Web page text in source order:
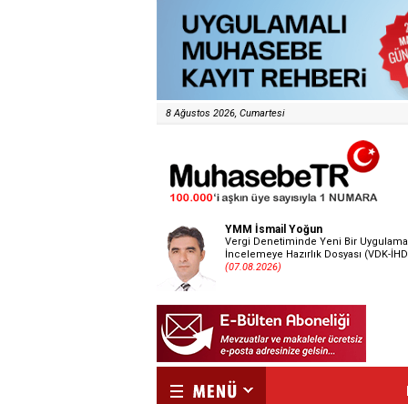
8 Ağustos 2026, Cumartesi
YMM İsmail Yoğun
Vergi Denetiminde Yeni Bir
İncelemeye Hazırlık Dosyası (VDK-
(07.08.2026)